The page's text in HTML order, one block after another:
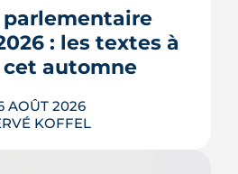
parlementaire
: les textes à
automne
AOÛT 2026
KOFFEL